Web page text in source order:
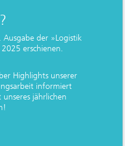
Ausgabe der »Logistik
erschienen.
Highlights unserer
informiert
jährlichen